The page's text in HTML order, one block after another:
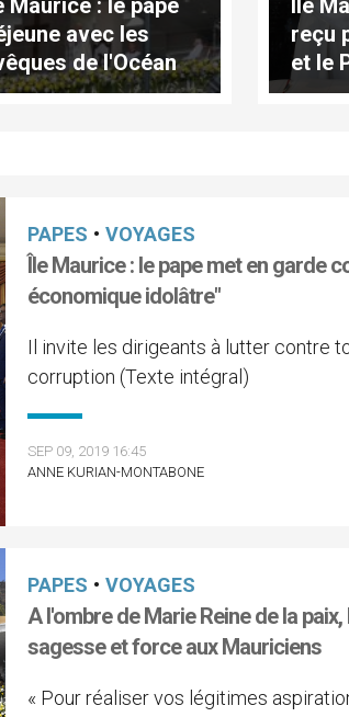
Maurice : le pape
avec les
de l'Océan
Île
reçu
et le
PAPES • VOYAGES
Île Maurice : le pape met en garde
économique idolâtre"
Il invite les dirigeants à lutter contre
corruption (Texte intégral)
SEP 09, 2019 16:45
ANNE KURIAN-MONTABONE
PAPES • VOYAGES
A l'ombre de Marie Reine de la
sagesse et force aux Mauriciens
« Pour réaliser vos légitimes